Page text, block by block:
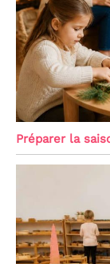
Préparer la